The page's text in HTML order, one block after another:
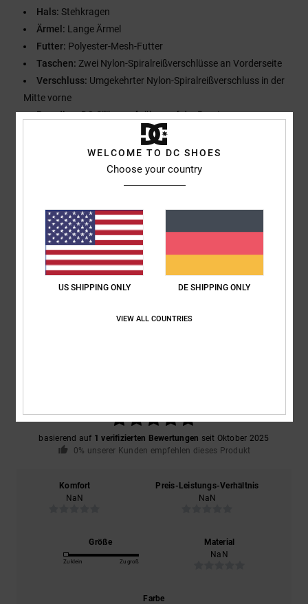
Hals: Stehkragen
Ärmel: Lange Ärmel
Futter: Polyester-Mesh-Futter
Taschen: Zwei Nylon-Spiralreißverschlüsse an Vorderseite
Verschluss: Umgekehrter Nylon-Spiralreißverschluss in der
Mitte vorne
Branding:DC-Silikonaufnäher auf der Brust
Gewebtes Nr. 94 Etikett auf der Rückseite
Weitere Merkmale:Gummizug in der Taille mit Stoppern auf
Versand & Rückversand
basierend auf 1 verifizierten Bewertungen seit Oktober 2025
0% unserer Kunden empfehlen dieses Produkt
Komfort
NaN
Preis-Leistungs-Verhältnis
NaN
Größe
Zu klein Zu groß
Material
NaN
Farbe
WELCOME TO DC SHOES
Choose your country
US SHIPPING ONLY DE SHIPPING ONLY
VIEW ALL COUNTRIES